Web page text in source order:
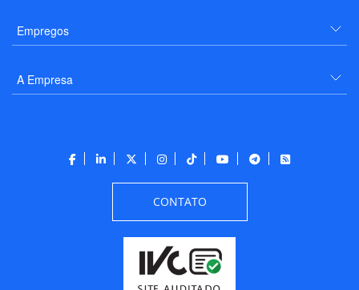
Empregos
A Empresa
CONTATO